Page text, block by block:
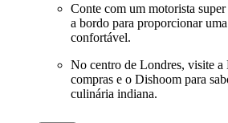
Conte com um motorista
a bordo para proporcionar
confortável.
No centro de Londres, visite a
compras e o Dishoom para
culinária indiana.